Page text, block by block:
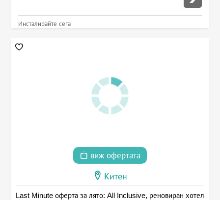
Инсталирайте сега
виж офертата
Китен
Last Minute оферта за лято: All Inclusive, реновиран хотел